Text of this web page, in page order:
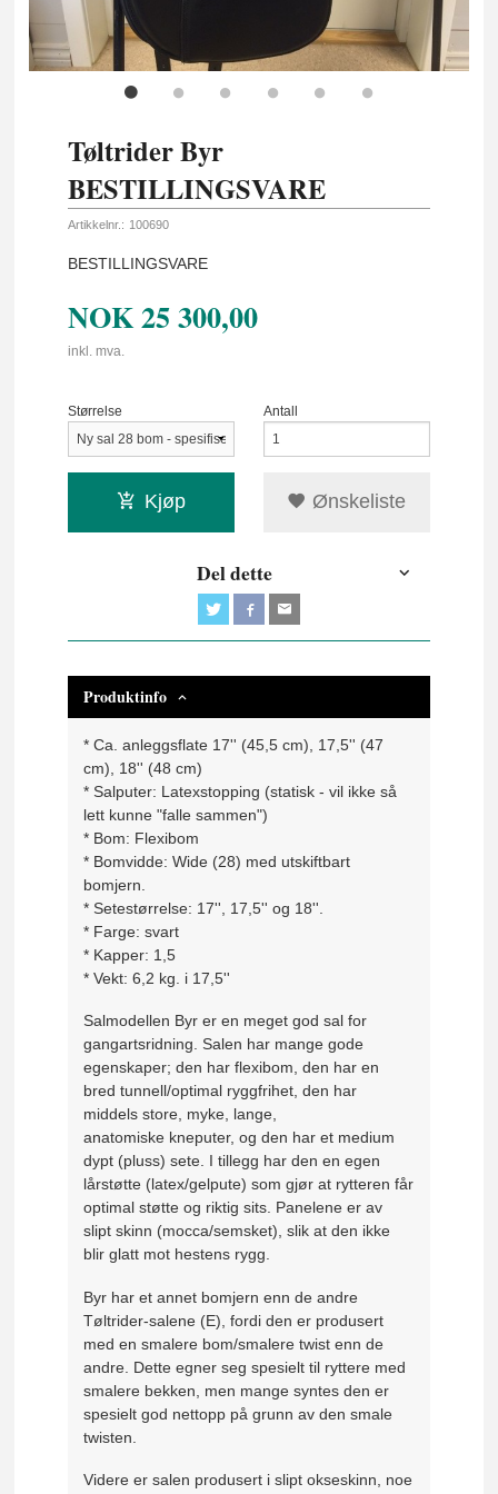
Tøltrider Byr
BESTILLINGSVARE
Artikkelnr.: 100690
BESTILLINGSVARE
NOK25 300,00
inkl. mva.
Størrelse Antall
Kjøp Ønskeliste
Del dette
Produktinfo
* Ca. anleggsflate 17'' (45,5 cm), 17,5'' (47
cm), 18'' (48 cm)
* Salputer: Latexstopping (statisk - vil ikke så
lett kunne "falle sammen")
* Bom: Flexibom
* Bomvidde: Wide (28) med utskiftbart
bomjern.
* Setestørrelse: 17'', 17,5'' og 18''.
* Farge: svart
* Kapper: 1,5
* Vekt: 6,2 kg. i 17,5''
Salmodellen Byr er en meget god sal for
gangartsridning. Salen har mange gode
egenskaper; den har flexibom, den har en
bred tunnell/optimal ryggfrihet, den har
middels store, myke, lange,
anatomiske kneputer, og den har et medium
dypt (pluss) sete. I tillegg har den en egen
lårstøtte (latex/gelpute) som gjør at rytteren får
optimal støtte og riktig sits. Panelene er av
slipt skinn (mocca/semsket), slik at den ikke
blir glatt mot hestens rygg.
Byr har et annet bomjern enn de andre
Tøltrider-salene (E), fordi den er produsert
med en smalere bom/smalere twist enn de
andre. Dette egner seg spesielt til ryttere med
smalere bekken, men mange syntes den er
spesielt god nettopp på grunn av den smale
twisten.
Videre er salen produsert i slipt okseskinn, noe